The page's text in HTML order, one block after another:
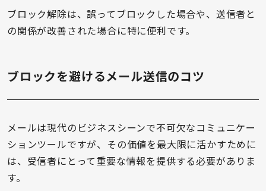
ブロック解除は、誤ってブロックした場合や、送信者と
の関係が改善された場合に特に便利です。
ブロックを避けるメール送信のコツ
メールは現代のビジネスシーンで不可欠なコミュニケー
ションツールですが、その価値を最大限に活かすために
は、受信者にとって重要な情報を提供する必要がありま
す。